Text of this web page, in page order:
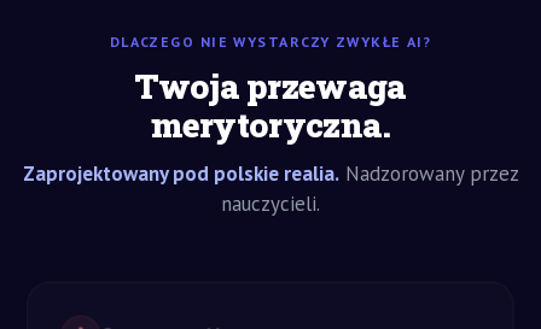
DLACZEGO NIE WYSTARCZY ZWYKŁE AI?
Twoja przewaga
merytoryczna.
Zaprojektowany pod polskie realia.Nadzorowany przez
nauczycieli.